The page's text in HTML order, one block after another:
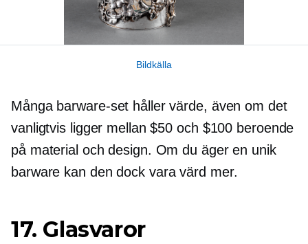
Bildkälla
Många barware-set håller värde, även om det
vanligtvis ligger mellan $50 och $100 beroende
på material och design. Om du äger en unik
barware kan den dock vara värd mer.
17. Glasvaror